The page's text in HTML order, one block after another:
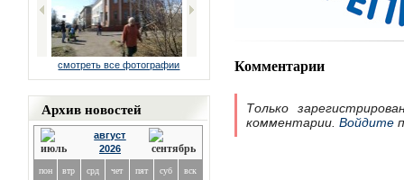
смотреть все фотографии
Архив новостей
август
2026
пон втр срд чет пят суб вск
Комментарии
Только
комментарии. Войдите